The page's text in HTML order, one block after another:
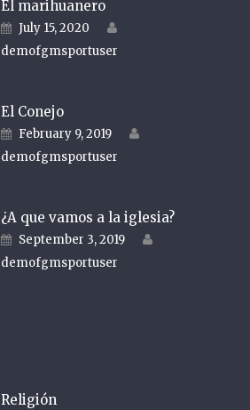
El marihuanero
Posted on
July 15, 2020
demofgmsportuser
El Conejo
Posted on
February 9, 2019
demofgmsportuser
¿A que vamos a la iglesia?
Posted on
September 3, 2019
demofgmsportuser
Religión